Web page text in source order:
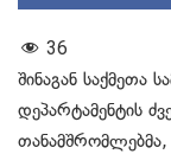
36
შინაგან საქმეთა
დეპარტამენტის